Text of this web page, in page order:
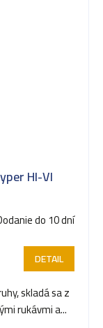
HI-VI
do 10 dní
DETAIL
skladá sa z
rukávmi a...